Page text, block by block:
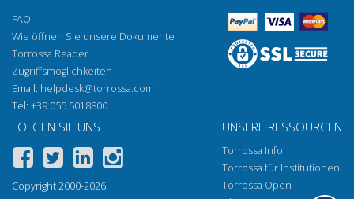
FAQ
Wie öffnen Sie unsere Dokumente
Torrossa Reader
Zugriffsmöglichkeiten
Email: helpdesk@torrossa.com
Tel: +39 055 5018800
FOLGEN SIE UNS
Copyright 2000-2026
UNSERE RESSOURCEN
Torrossa Info
Torrossa für Institutionen
Torrossa Open